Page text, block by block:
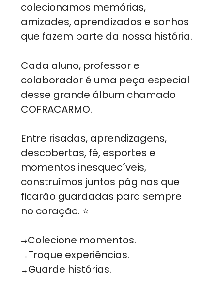
colecionamos memórias,
amizades, aprendizados e sonhos
que fazem parte da nossa história.
Cada aluno, professor e
colaborador é uma peça especial
desse grande álbum chamado
COFRACARMO.
Entre risadas, aprendizagens,
descobertas, fé, esportes e
momentos inesquecíveis,
construímos juntos páginas que
ficarão guardadas para sempre
no coração. ⭐
→Colecione momentos.
→ Troque experiências.
→ Guarde histórias.